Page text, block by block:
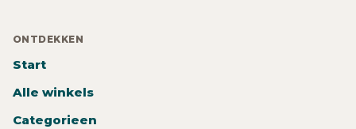
ONTDEKKEN
Start
Alle winkels
Categorieen